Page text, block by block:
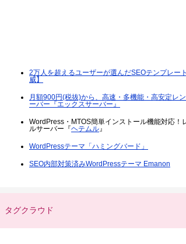
2万人を超えるユーザーが選んだSEOテンプレー
威】
月額900円(税抜)から、高速・多機能・高安定レ
ーバー『エックスサーバー』
WordPress・MTOS簡単インストール機能対応！
ルサーバー『ヘテムル』
WordPressテーマ「ハミングバード」
SEO内部対策済みWordPressテーマ Emanon
タグクラウド